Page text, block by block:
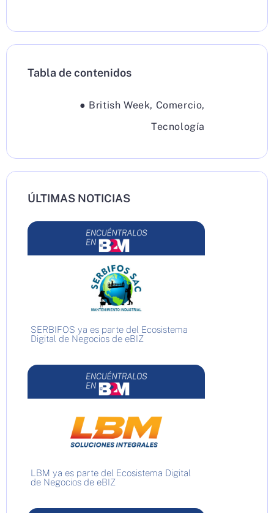
Tabla de contenidos
● British Week, Comercio,
Tecnología
ÚLTIMAS NOTICIAS
SERBIFOS ya es parte del Ecosistema
Digital de Negocios de eBIZ
LBM ya es parte del Ecosistema Digital
de Negocios de eBIZ